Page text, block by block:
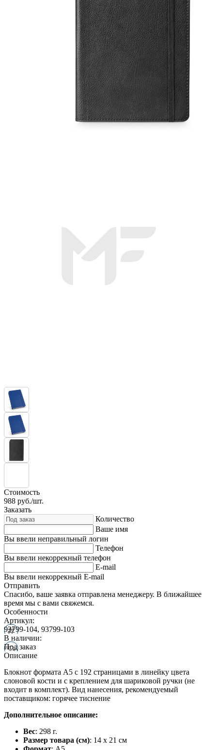
Стоимость
988 руб./шт.
Заказать
Количество
Ваше имя
Вы ввели неправильный логин
Телефон
Вы ввели некоррекный телефон
E-mail
Вы ввели некоррекный E-mail
Отправить
Спасибо, ваше заявка отправлена менеджеру. В ближайшее
время мы с вами свяжемся.
Особенности
Артикул:
93799-104, 93799-103
В наличии:
Под заказ
Описание
Блокнот формата А5 с 192 страницами в линейку цвета
слоновой кости и с креплением для шариковой ручки (не
входит в комплект). Вид нанесения, рекомендуемый
поставщиком: горячее тиснение
Дополнительное описание:
Вес: 298 г.
Размер товара (см): 14 x 21 см